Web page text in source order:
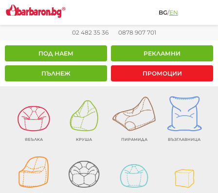
BG/EN
02 482 35 36 0878 907 701
ПОД НАЕМ РЕКЛАМНИ
ПЪЛНЕЖ ПРОМОЦИИ
ЯБЪЛКА КРУША ПИРАМИДА ВЪЗГЛАВНИЦА